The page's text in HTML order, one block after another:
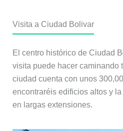
Visita a Ciudad Bolivar
El centro histórico de Ciudad
visita puede hacer caminando
ciudad cuenta con unos
encontraréis edificios altos y
en largas extensiones.